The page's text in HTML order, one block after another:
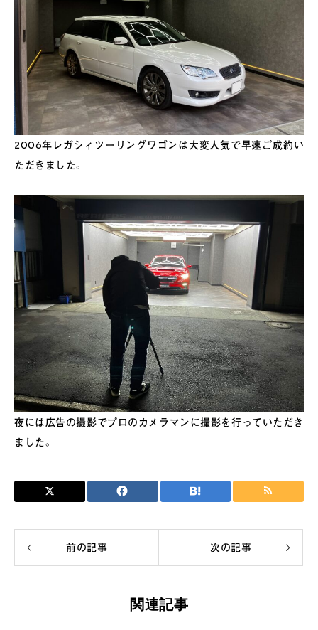
2006年レガシィツーリングワゴンは大変人気で早速ご成約い
ただきました。
夜には広告の撮影でプロのカメラマンに撮影を行っていただき
ました。
前の記事 次の記事
関連記事